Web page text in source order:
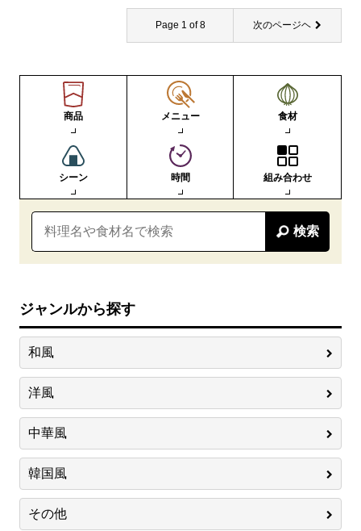
Page 1 of 8 次のページヘ
商品 メニュー 食材
シーン 時間 組み合わせ
検索
ジャンルから探す
和風
洋風
中華風
韓国風
その他